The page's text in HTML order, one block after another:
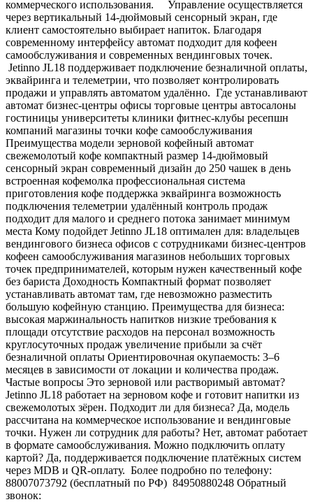
коммерческого использования. Управление осуществляется
через вертикальный 14-дюймовый сенсорный экран, где
клиент самостоятельно выбирает напиток. Благодаря
современному интерфейсу автомат подходит для кофеен
самообслуживания и современных вендинговых точек.
Jetinno JL18 поддерживает подключение безналичной оплаты,
эквайринга и телеметрии, что позволяет контролировать
продажи и управлять автоматом удалённо. Где устанавливают
автомат бизнес-центры офисы торговые центры автосалоны
гостиницы университеты клиники фитнес-клубы ресепшн
компаний магазины точки кофе самообслуживания
Преимущества модели зерновой кофейный автомат
свежемолотый кофе компактный размер 14-дюймовый
сенсорный экран современный дизайн до 250 чашек в день
встроенная кофемолка профессиональная система
приготовления кофе поддержка эквайринга возможность
подключения телеметрии удалённый контроль продаж
подходит для малого и среднего потока занимает минимум
места Кому подойдет Jetinno JL18 оптимален для: владельцев
вендингового бизнеса офисов с сотрудниками бизнес-центров
кофеен самообслуживания магазинов небольших торговых
точек предпринимателей, которым нужен качественный кофе
без бариста Доходность Компактный формат позволяет
устанавливать автомат там, где невозможно разместить
большую кофейную станцию. Преимущества для бизнеса:
высокая маржинальность напитков низкие требования к
площади отсутствие расходов на персонал возможность
круглосуточных продаж увеличение прибыли за счёт
безналичной оплаты Ориентировочная окупаемость: 3–6
месяцев в зависимости от локации и количества продаж.
Частые вопросы Это зерновой или растворимый автомат?
Jetinno JL18 работает на зерновом кофе и готовит напитки из
свежемолотых зёрен. Подходит ли для бизнеса? Да, модель
рассчитана на коммерческое использование и вендинговые
точки. Нужен ли сотрудник для работы? Нет, автомат работает
в формате самообслуживания. Можно подключить оплату
картой? Да, поддерживается подключение платёжных систем
через MDB и QR-оплату. Более подробно по телефону:
88007073792 (бесплатный по РФ) 84950880248 Обратный
звонок: